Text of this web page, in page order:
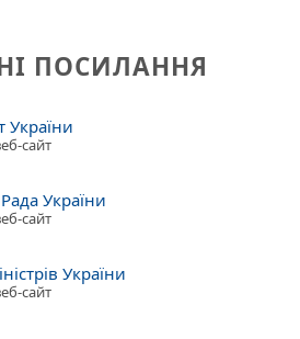
ПОСИЛАННЯ
України
сайт
України
сайт
України
сайт